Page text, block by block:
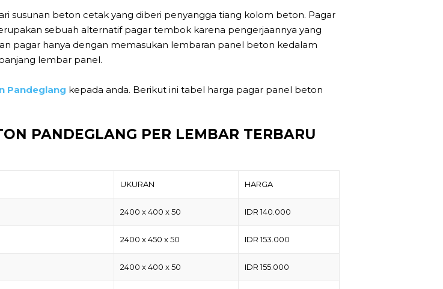
susunan beton cetak yang diberi penyangga tiang kolom beton. Pagar
sebuah alternatif pagar tembok karena pengerjaannya yang
pagar hanya dengan memasukan lembaran panel beton kedalam
lembar panel.
Pandeglang kepada anda. Berikut ini tabel harga pagar panel beton
PANDEGLANG PER LEMBAR TERBARU
UKURAN HARGA
2400 x 400 x 50 IDR 140.000
2400 x 450 x 50 IDR 153.000
2400 x 400 x 50 IDR 155.000